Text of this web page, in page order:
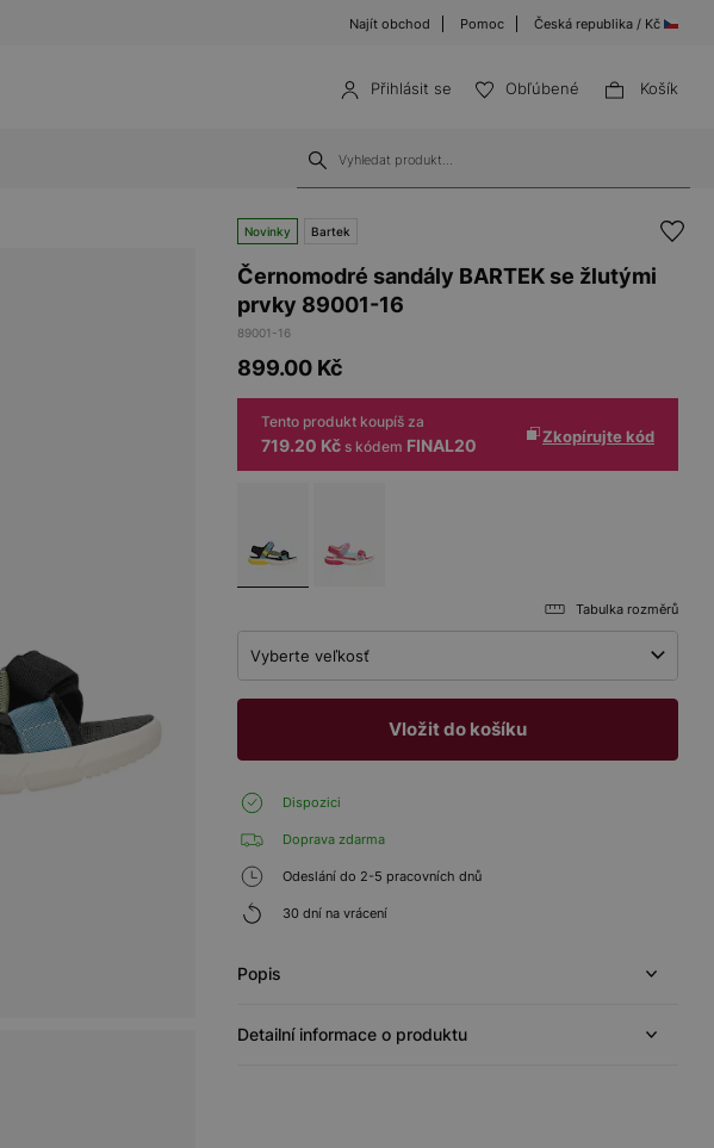
Najít obchod Pomoc Česká republika / Kč
Přihlásit se Obľúbené Košík
Novinky Bartek
Černomodré sandály BARTEK se žlutými
prvky 89001-16
89001-16
899.00 Kč
Tento produkt koupíš za
719.20 Kč s kódem FINAL20 Zkopírujte kód
Tabulka rozměrů
Vyberte veľkosť
Vložit do košíku
Dispozici
Doprava zdarma
Odeslání do 2-5 pracovních dnů
30 dní na vrácení
Popis
Detailní informace o produktu